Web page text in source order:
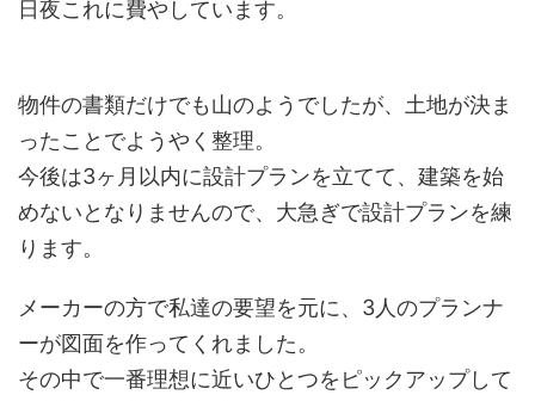
日夜これに費やしています。
物件の書類だけでも山のようでしたが、土地が決ま
ったことでようやく整理。
今後は3ヶ月以内に設計プランを立てて、建築を始
めないとなりませんので、大急ぎで設計プランを練
ります。
メーカーの方で私達の要望を元に、3人のプランナ
ーが図面を作ってくれました。
その中で一番理想に近いひとつをピックアップして